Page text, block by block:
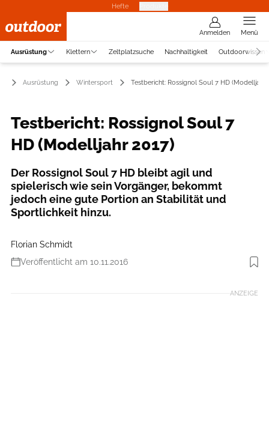
Hefte
Anmelden Menü
Ausrüstung Klettern Zeltplatzsuche Nachhaltigkeit Outdoorwissen
Ausrüstung Wintersport Testbericht: Rossignol Soul 7 HD (Modelljahr
Testbericht: Rossignol Soul 7
HD (Modelljahr 2017)
Der Rossignol Soul 7 HD bleibt agil und
spielerisch wie sein Vorgänger, bekommt
jedoch eine gute Portion an Stabilität und
Sportlichkeit hinzu.
Florian Schmidt
Veröffentlicht am 10.11.2016
Foto: Rossignol
ANZEIGE